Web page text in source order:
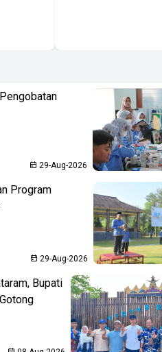
29-Aug-2026
Program
29-Aug-2026
Bupati